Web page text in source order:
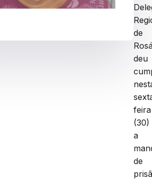
de
deu
feira
(30)
a
de